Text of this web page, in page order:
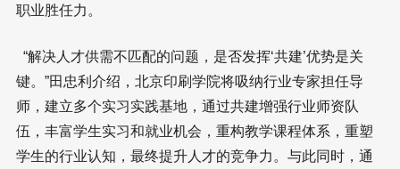
职业胜任力。
“解决人才供需不匹配的问题，是否发挥‘共建’优势是关
键。”田忠利介绍，北京印刷学院将吸纳行业专家担任导
师，建立多个实习实践基地，通过共建增强行业师资队
伍，丰富学生实习和就业机会，重构教学课程体系，重塑
学生的行业认知，最终提升人才的竞争力。与此同时，通